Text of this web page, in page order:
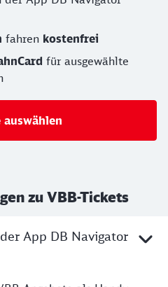
fahren kostenfrei
für ausgewählte
auswählen
zu VBB-Tickets
App DB Navigator